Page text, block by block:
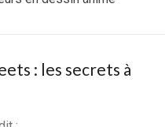
: les secrets à